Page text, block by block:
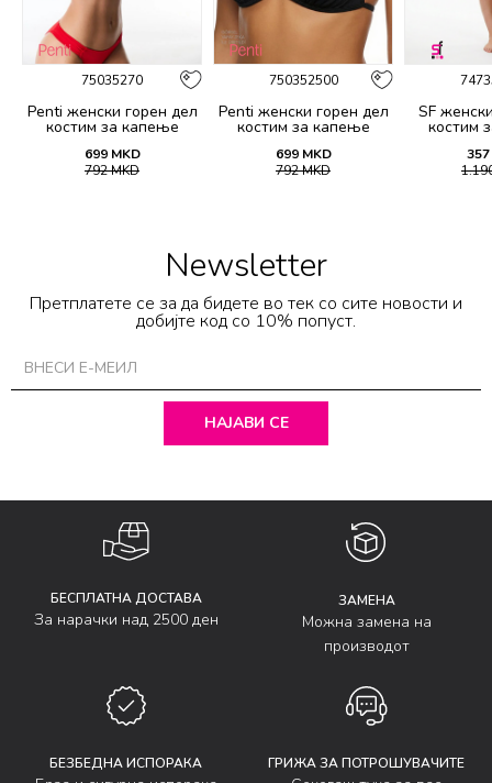
75035270
Penti женски горeн дел
костим за капење
TOP
699 MKD
792MKD
750352500
Penti женски горeн дел
костим за капење
TOP
699 MKD
792MKD
SF
костим
357
Newsletter
Претплатете се за да бидете во тек со сите новости и
добијте код со 10% попуст.
НАЈАВИ СЕ
БЕСПЛАТНА ДОСТАВА
За нарачки над 2500 ден
ЗАМЕНА
Можна замена на
производот
БЕЗБЕДНА ИСПОРАКА ГРИЖА ЗА ПОТРОШУВАЧИТЕ